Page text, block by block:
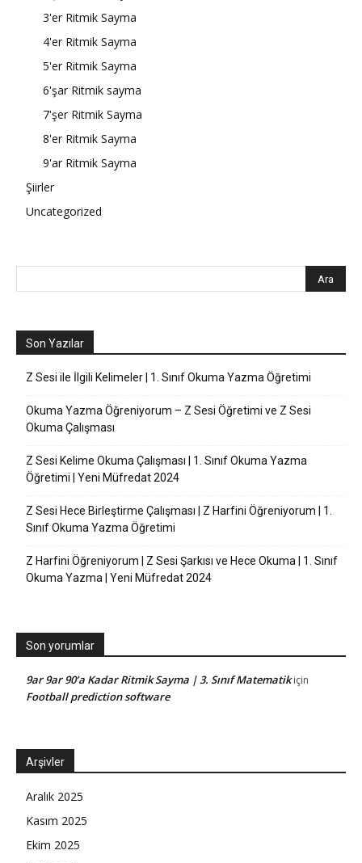
3'er Ritmik Sayma
4'er Ritmik Sayma
5'er Ritmik Sayma
6'şar Ritmik sayma
7'şer Ritmik Sayma
8'er Ritmik Sayma
9'ar Ritmik Sayma
Şiirler
Uncategorized
Son Yazılar
Z Sesi ile İlgili Kelimeler | 1. Sınıf Okuma Yazma Öğretimi
Okuma Yazma Öğreniyorum – Z Sesi Öğretimi ve Z Sesi
Okuma Çalışması
Z Sesi Kelime Okuma Çalışması | 1. Sınıf Okuma Yazma
Öğretimi | Yeni Müfredat 2024
Z Sesi Hece Birleştirme Çalışması | Z Harfini Öğreniyorum | 1.
Sınıf Okuma Yazma Öğretimi
Z Harfini Öğreniyorum | Z Sesi Şarkısı ve Hece Okuma | 1. Sınıf
Okuma Yazma | Yeni Müfredat 2024
Son yorumlar
9ar 9ar 90’a Kadar Ritmik Sayma | 3. Sınıf Matematikiçin
Football prediction software
Arşivler
Aralık 2025
Kasım 2025
Ekim 2025